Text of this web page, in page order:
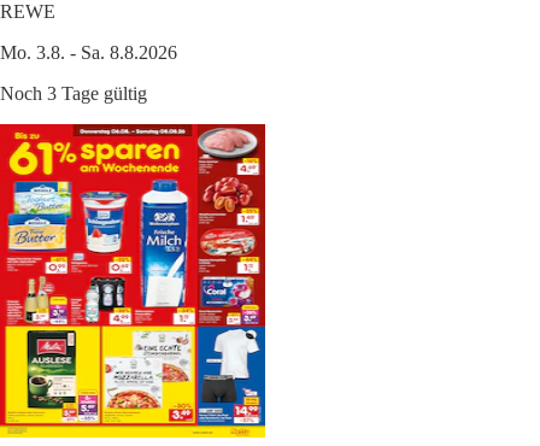
REWE
Mo. 3.8. - Sa. 8.8.2026
Noch 3 Tage gültig